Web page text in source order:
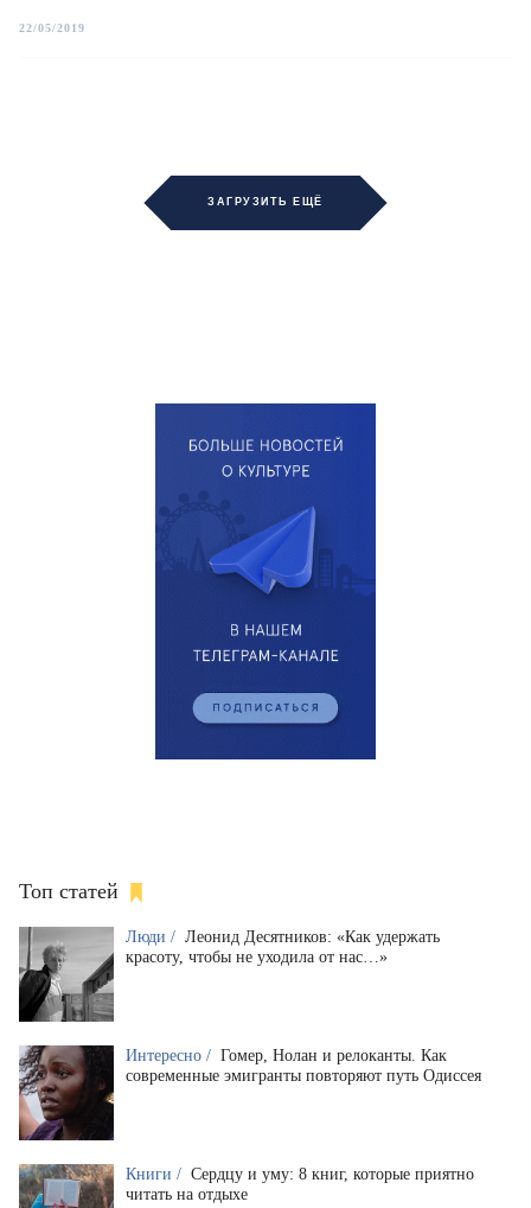
22/05/2019
ЗАГРУЗИТЬ ЕЩЁ
Топ статей
Люди / Леонид Десятников: «Как удержать
красоту, чтобы не уходила от нас…»
Интересно / Гомер, Нолан и релоканты. Как
современные эмигранты повторяют путь Одиссея
Книги / Сердцу и уму: 8 книг, которые приятно
читать на отдыхе